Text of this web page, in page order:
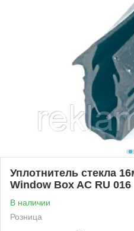
Уплотнитель стекла
Window Box AC RU 016
В наличии
Розница